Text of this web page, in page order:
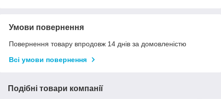
Умови повернення
Повернення товару впродовж 14 днів за домовленістю
Всі умови повернення
Подібні товари компанії